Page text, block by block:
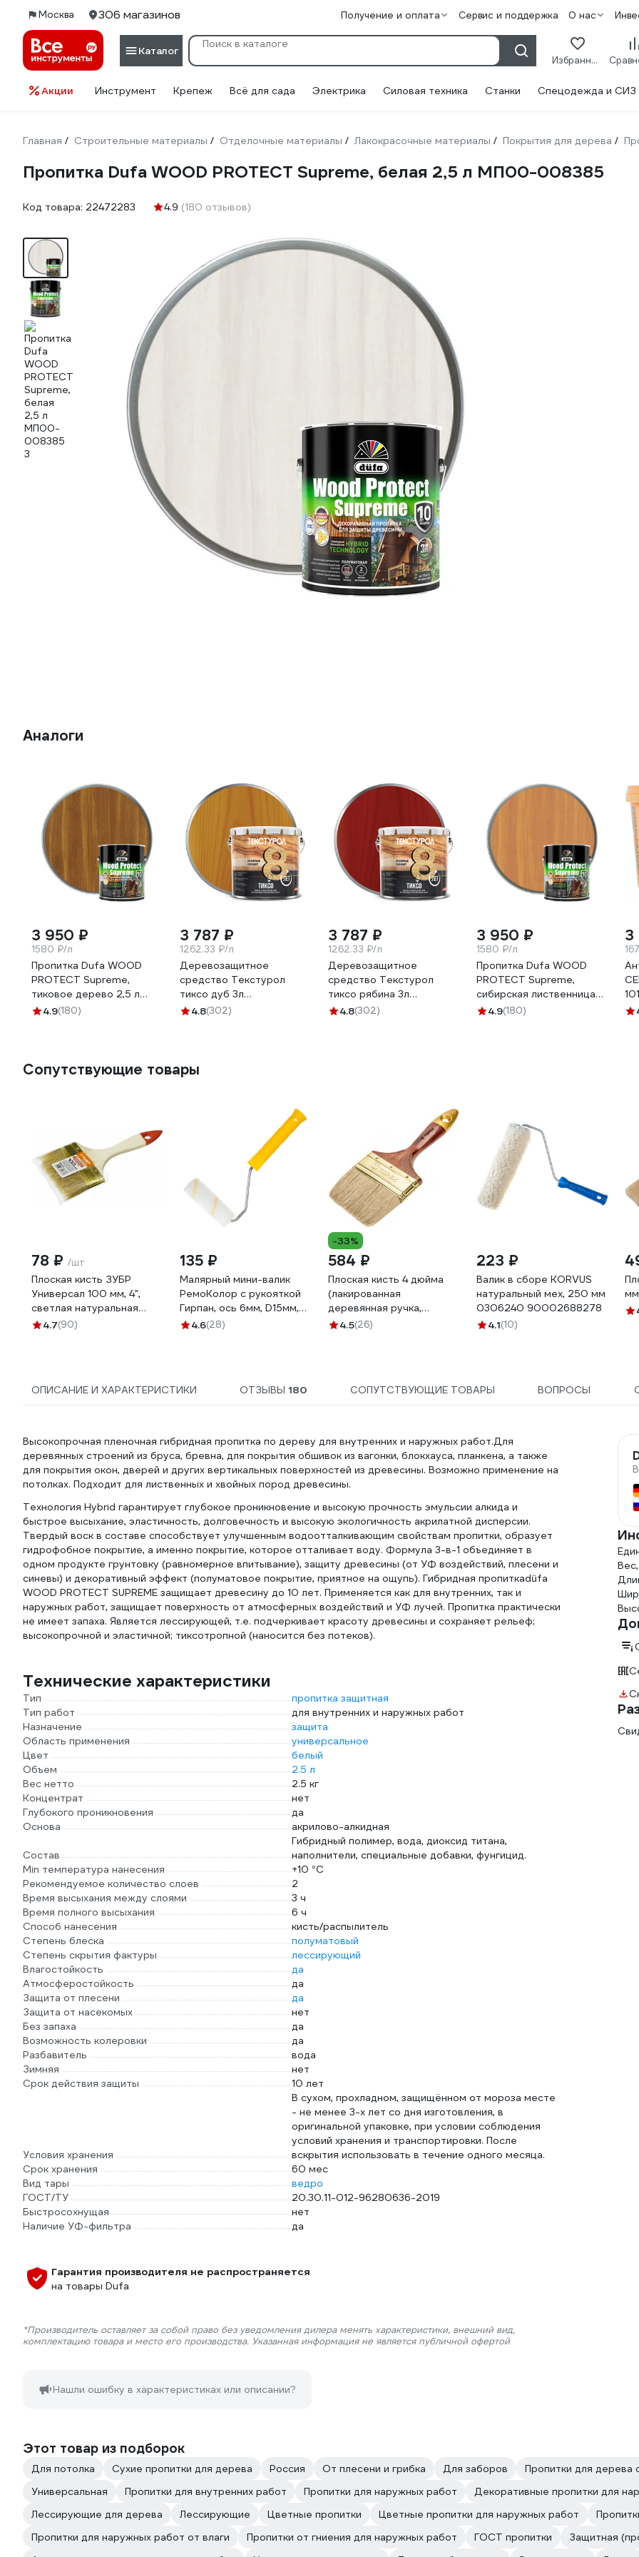
Москва 306 магазинов Получение и оплата Сервис и поддержка О нас
Каталог
Избранное
Акции Инструмент Крепеж Всё для сада Электрика Силовая техника Станки Спецодежда и СИЗ
Главная / Строительные материалы / Отделочные материалы / Лакокрасочные материалы / Покрытия для дерева /
Пропитка Dufa WOOD PROTECT Supreme, белая 2,5 л МП00-008385
Код товара: 22472283 4.9 (180 отзывов)
Аналоги
3 950 ₽
1580 ₽/л
Пропитка Dufa WOOD
PROTECT Supreme,
тиковое дерево 2,5 л
МП00-008527
4.9(180)
3 787 ₽
1262.33 ₽/л
Деревозащитное
средство Текстурол
тиксо дуб 3л
90002002842
4.8(302)
3 787 ₽
1262.33 ₽/л
Деревозащитное
средство Текстурол
тиксо рябина 3л
90002002856
4.8(302)
3 950 ₽
1580 ₽/л
Пропитка Dufa WOOD
PROTECT Supreme,
сибирская лиственница
2,5 л МП00-008530
4.9(180)
3
Сопутствующие товары
78 ₽ /шт
Плоская кисть ЗУБР
Универсал 100 мм, 4",
светлая натуральная
щетина 01099-100_z01
4.7(90)
135 ₽
Малярный мини-валик
РемоКолор с рукояткой
Гирпан, ось 6мм, D15мм,
100мм, 06-4-521
4.6(28)
-33%
584 ₽
Плоская кисть 4 дюйма
(лакированная
деревянная ручка,
натуральная щетина, для
4.5(26)
223 ₽
Валик в сборе KORVUS
натуральный мех, 250 мм
0306240 90002688278
4.1(10)
ОПИСАНИЕ И ХАРАКТЕРИСТИКИ ОТЗЫВЫ 180 СОПУТСТВУЮЩИЕ ТОВАРЫ ВОПРОСЫ
Высокопрочная пленочная гибридная пропитка по дереву для внутренних и наружных работ.Для
деревянных строений из бруса, бревна, для покрытия обшивок из вагонки, блокхауса, планкена, а также
для покрытия окон, дверей и других вертикальных поверхностей из древесины. Возможно применение на
потолках. Подходит для лиственных и хвойных пород древесины.
Технология Hybrid гарантирует глубокое проникновение и высокую прочность эмульсии алкида и
быстрое высыхание, эластичность, долговечность и высокую экологичность акрилатной дисперсии.
Твердый воск в составе способствует улучшенным водоотталкивающим свойствам пропитки, образует
гидрофобное покрытие, а именно покрытие, которое отталивает воду. Формула 3-в-1 объединяет в
одном продукте грунтовку (равномерное впитывание), защиту древесины (от УФ воздействий, плесени и
синевы) и декоративный эффект (полуматовое покрытие, приятное на ощупь). Гибридная пропиткаdüfa
WOOD PROTECT SUPREME защищает древесину до 10 лет. Применяется как для внутренних, так и
наружных работ, защищает поверхность от атмосферных воздействий и УФ лучей. Пропитка практически
не имеет запаха. Является лессирующей, т.е. подчеркивает красоту древесины и сохраняет рельеф;
высокопрочной и эластичной; тиксотропной (наносится без потеков).
Технические характеристики
Тип
пропитка защитная
Тип работ
для внутренних и наружных работ
Назначение
защита
Область применения
универсальное
Цвет
белый
Объем
2.5 л
Вес нетто
2.5 кг
Концентрат
нет
Глубокого проникновения
да
Основа
акрилово-алкидная
Состав
Гибридный полимер, вода, диоксид титана,
наполнители, специальные добавки, фунгицид.
Min температура нанесения
+10 °С
Рекомендуемое количество слоев
2
Время высыхания между слоями
3 ч
Время полного высыхания
6 ч
Способ нанесения
кисть/распылитель
Степень блеска
полуматовый
Степень скрытия фактуры
лессирующий
Влагостойкость
да
Атмосферостойкость
да
Защита от плесени
да
Защита от насекомых
нет
Без запаха
да
Возможность колеровки
да
Разбавитель
вода
Зимняя
нет
Срок действия защиты
10 лет
Условия хранения
В сухом, прохладном, защищённом от мороза месте
- не менее 3-х лет со дня изготовления, в
оригинальной упаковке, при условии соблюдения
условий хранения и транспортировки. После
вскрытия использовать в течение одного месяца.
Срок хранения
60 мес
Вид тары
ведро
ГОСТ/ТУ
20.30.11-012-96280636-2019
Быстросохнущая
нет
Наличие УФ-фильтра
да
Гарантия производителя не распространяется
на товары Dufa
*Производитель оставляет за собой право без уведомления дилера менять характеристики, внешний вид,
комплектацию товара и место его производства. Указанная информация не является публичной офертой
Нашли ошибку в характеристиках или описании?
Этот товар из подборок
Для потолка Сухие пропитки для дерева Россия От плесени и грибка Для заборов Пропитки для дерева
Универсальная
Пропитки для внутренних работ Пропитки для наружных работ Декоративные пропитки для
Лессирующие для дерева
Лессирующие Цветные пропитки Цветные пропитки для наружных работ
Пропитки для наружных работ от влаги
Пропитки от гниения для наружных работ ГОСТ пропитки Защитная